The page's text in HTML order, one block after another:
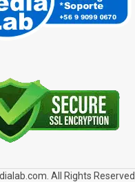
All Rights Reserved